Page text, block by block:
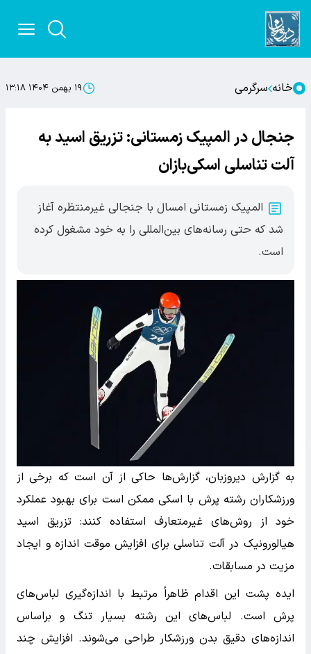
خانه سرگرمی ۱۹ بهمن ۱۴۰۴ ۱۳:۱۸
جنجال در المپیک زمستانی: تزریق اسید به
آلت تناسلی اسکی‌بازان
المپیک زمستانی امسال با جنجالی غیرمنتظره آغاز
شد که حتی رسانه‌های بین‌المللی را به خود مشغول کرده
است.
به گزارش دیروزبان، گزارش‌ها حاکی از آن است که برخی از
ورزشکاران رشته پرش با اسکیممکن است برای بهبود عملکرد
خود از روش‌های غیرمتعارف استفاده کنند: تزریق اسید
هیالورونیک در آلت تناسلی برای افزایش موقت اندازه و ایجاد
مزیت در مسابقات.
ایده پشت این اقدام ظاهراً مرتبط با اندازه‌گیری لباس‌های
پرش است. لباس‌های این رشته بسیار تنگ و براساس
اندازه‌های دقیق بدن ورزشکار طراحی می‌شوند. افزایش چند